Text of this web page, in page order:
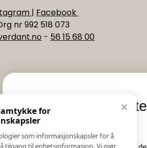
| Facebook
nr 992 518 073
- 56 15 68 00
Informasjon
Salgs & Leveringsbetingelser
Registrer reklamasjon eller retur
Kontakt Oss
✕
for
som informasjonskapsler for å
tilgang til enhetsinformasjon. Vi gjør
nyheter og
tilbud
vårt nyhetsbrev og hold deg oppdatert!